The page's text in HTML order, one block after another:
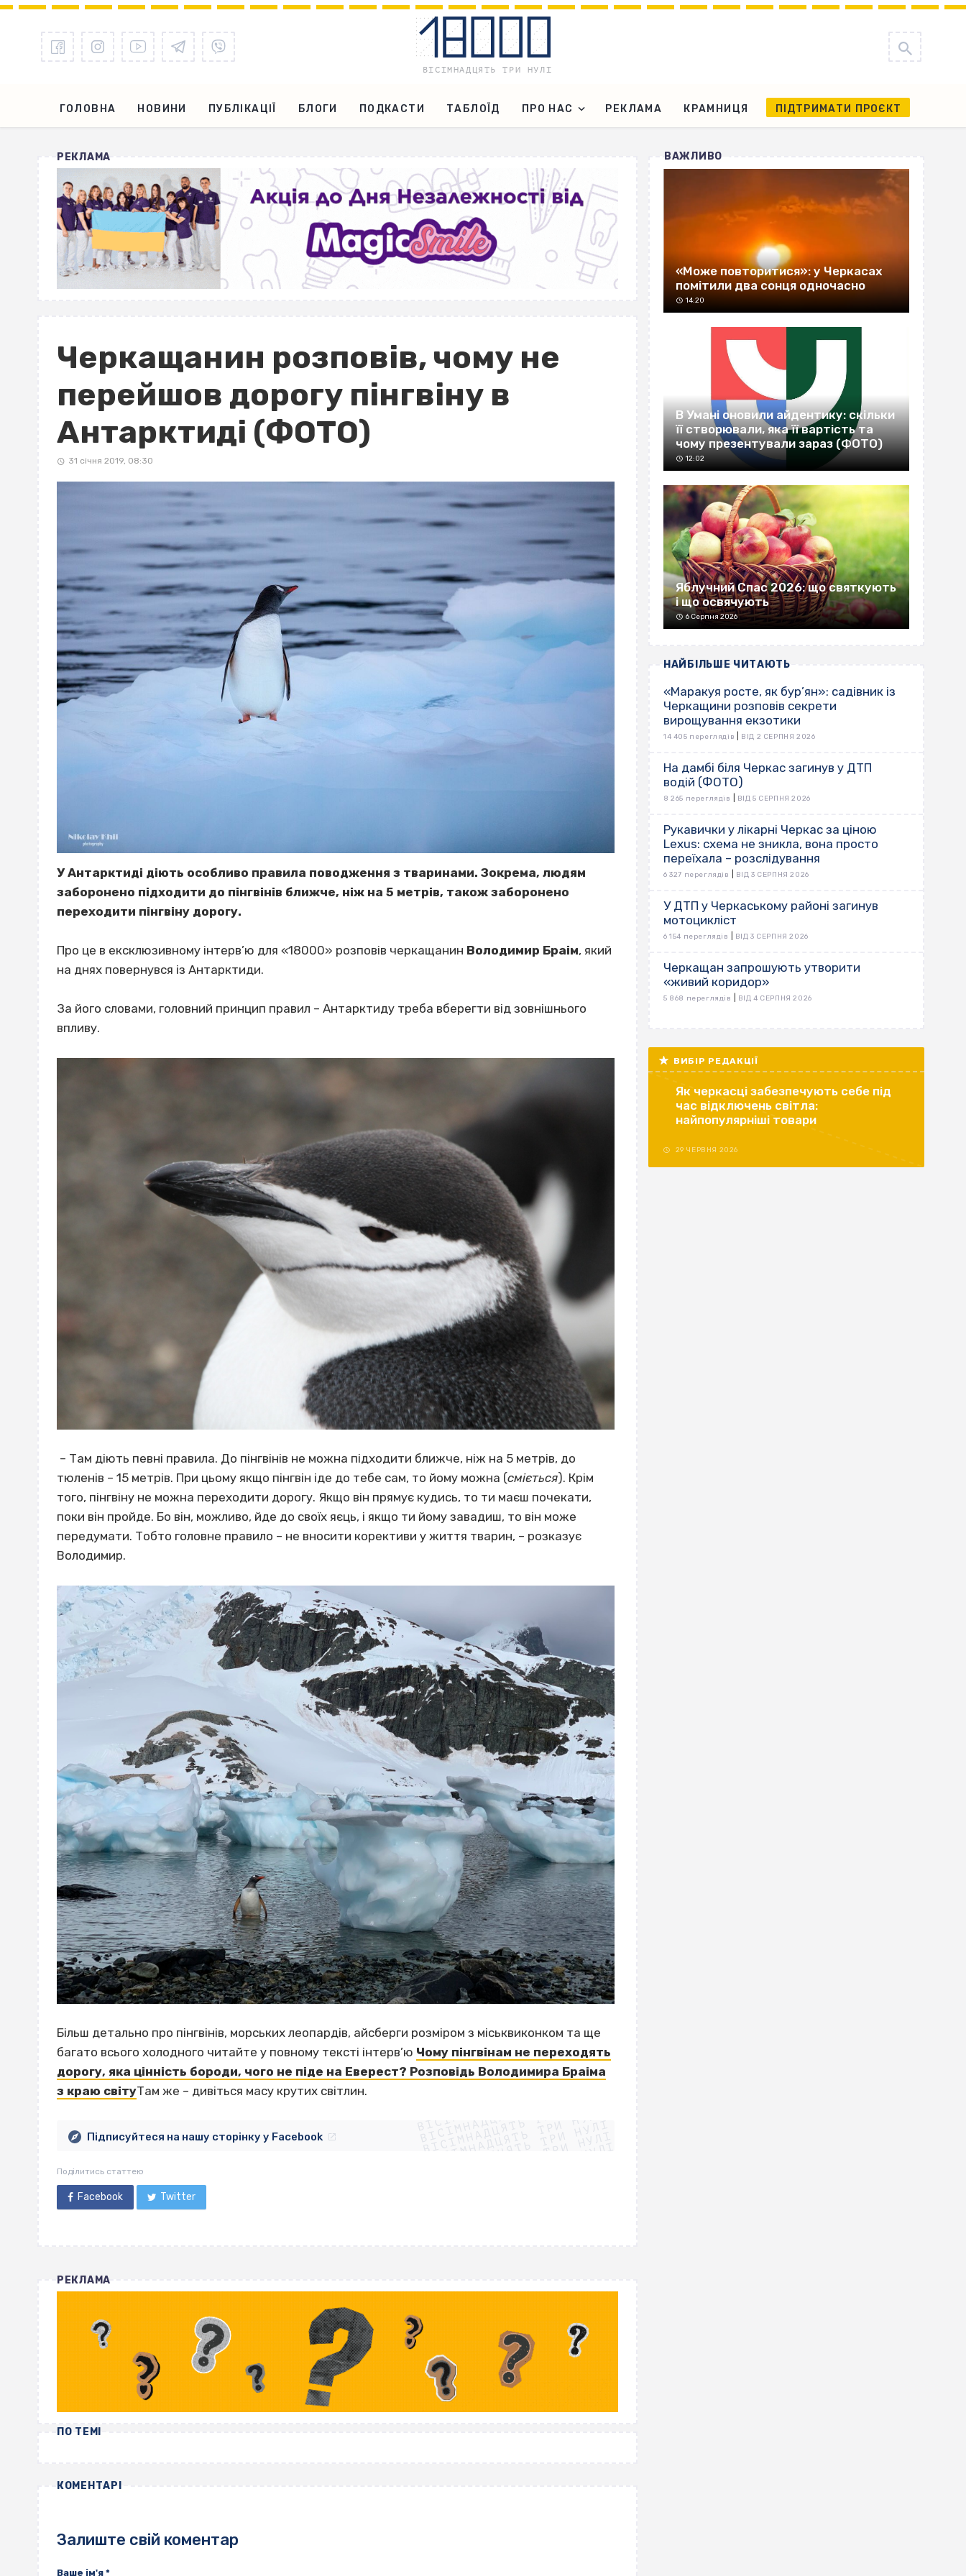
ГОЛОВНА НОВИНИ ПУБЛІКАЦІЇ БЛОГИ ПОДКАСТИ ТАБЛОЇД ПРО НАС РЕКЛАМА КРАМНИЦЯ ПІДТРИМАТИ ПРОЄКТ
РЕКЛАМА
Черкащанин розповів, чому не
перейшов дорогу пінгвіну в
Антарктиді (ФОТО)
31 січня 2019, 08:30
У Антарктиді діють особливо правила поводження з тваринами. Зокрема, людям
заборонено підходити до пінгвінів ближче, ніж на 5 метрів, також заборонено
переходити пінгвіну дорогу.
Про це в ексклюзивному інтерв’ю для «18000» розповів черкащанин Володимир Браім, який
на днях повернувся із Антарктиди.
За його словами, головний принцип правил – Антарктиду треба вберегти від зовнішнього
впливу.
– Там діють певні правила. До пінгвінів не можна підходити ближче, ніж на 5 метрів, до
тюленів – 15 метрів. При цьому якщо пінгвін іде до тебе сам, то йому можна (сміється). Крім
того, пінгвіну не можна переходити дорогу. Якщо він прямує кудись, то ти маєш почекати,
поки він пройде. Бо він, можливо, йде до своїх яєць, і якщо ти йому завадиш, то він може
передумати. Тобто головне правило – не вносити корективи у життя тварин, – розказує
Володимир.
Більш детально про пінгвінів, морських леопардів, айсберги розміром з міськвиконком та ще
багато всього холодного читайте у повному тексті інтерв’ю Чому пінгвінам не переходять
дорогу, яка цінність бороди, чого не піде на Еверест? Розповідь Володимира Браіма
з краю світуТам же – дивіться масу крутих світлин. ВІСІМНАДЦЯТЬ ТРИ НУЛІ
ВІСІМНАДЦЯТЬ ТРИ НУЛІ
ВІСІМНАДЦЯТЬ ТРИ НУЛІ
ВІСІМНАДЦЯТЬ ТРИ НУЛІ
ВІСІМНАДЦЯТЬ ТРИ НУЛІ
ВІСІМНАДЦЯТЬ ТРИ НУЛІ
ВІСІМНАДЦЯТЬ ТРИ НУЛІ
Підписуйтеся на нашу сторінку у Facebook
Поділитись статтею
Facebook Twitter
РЕКЛАМА
ПО ТЕМІ
КОМЕНТАРІ
Залиште свій коментар
Ваше ім'я *
ВАЖЛИВО
«Може повторитися»: у Черкасах
помітили два сонця одночасно
14:20
В Умані оновили айдентику: скільки
її створювали, яка її вартість та
чому презентували зараз (ФОТО)
12:02
Яблучний Спас 2026: що святкують
і що освячують
6 Серпня 2026
НАЙБІЛЬШЕ ЧИТАЮТЬ
«Маракуя росте, як бур’ян»: садівник із
Черкащини розповів секрети
вирощування екзотики
14 405 переглядів ВІД 2 СЕРПНЯ 2026
На дамбі біля Черкас загинув у ДТП
водій (ФОТО)
8 265 переглядів ВІД 5 СЕРПНЯ 2026
Рукавички у лікарні Черкас за ціною
Lexus: схема не зникла, вона просто
переїхала – розслідування
6 327 переглядів ВІД 3 СЕРПНЯ 2026
У ДТП у Черкаському районі загинув
мотоцикліст
6 154 переглядів ВІД 3 СЕРПНЯ 2026
Черкащан запрошують утворити
«живий коридор»
5 868 переглядів ВІД 4 СЕРПНЯ 2026
ВИБІР РЕДАКЦІЇ
Як черкасці забезпечують себе під
час відключень світла:
найпопулярніші товари
29 ЧЕРВНЯ 2026